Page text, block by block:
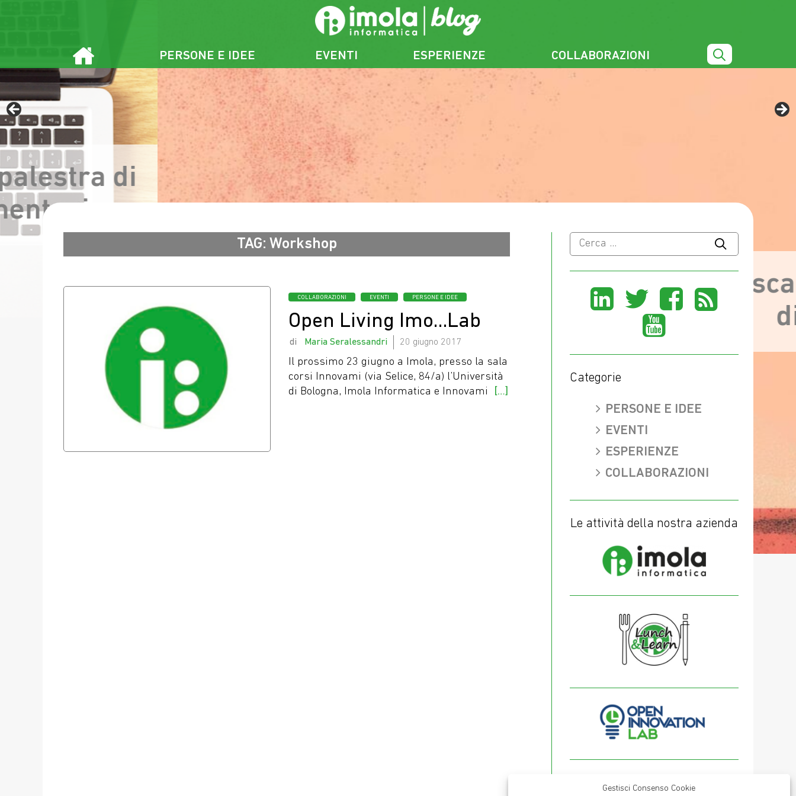
Gestisci Consenso Cookie
PERSONE E IDEE EVENTI ESPERIENZE COLLABORAZIONI
Oggi c’è ancora chi casca nelle mail
di phishing?
Workshop
Categorie
COLLABORAZIONI EVENTI PERSONE E IDEE
Open Living Imo…Lab
by Maria Seralessandri 20 giugno 2017
Il prossimo 23 giugno a Imola, presso la sala
corsi Innovami (via Selice, 84/a) l’Università
di Bologna, Imola Informatica e Innovami
[…]
Ricerca
Share
on
LinkedIn
Share
on
X
Share
Facebook
Share
Rss
on
Categorie
PERSONE E IDEE
EVENTI
ESPERIENZE
COLLABORAZIONI
Le attività della nostra azienda